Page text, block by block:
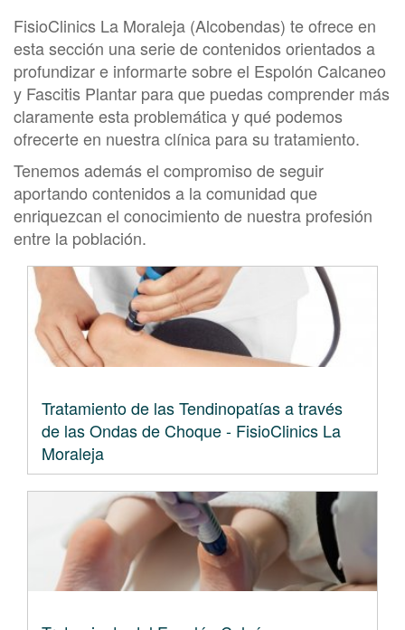
FisioClinics La Moraleja (Alcobendas) te ofrece en
esta sección una serie de contenidos orientados a
profundizar e informarte sobre el Espolón Calcaneo
y Fascitis Plantar para que puedas comprender más
claramente esta problemática y qué podemos
ofrecerte en nuestra clínica para su tratamiento.
Tenemos además el compromiso de seguir
aportando contenidos a la comunidad que
enriquezcan el conocimiento de nuestra profesión
entre la población.
Tratamiento de las Tendinopatías a través
de las Ondas de Choque - FisioClinics La
Moraleja